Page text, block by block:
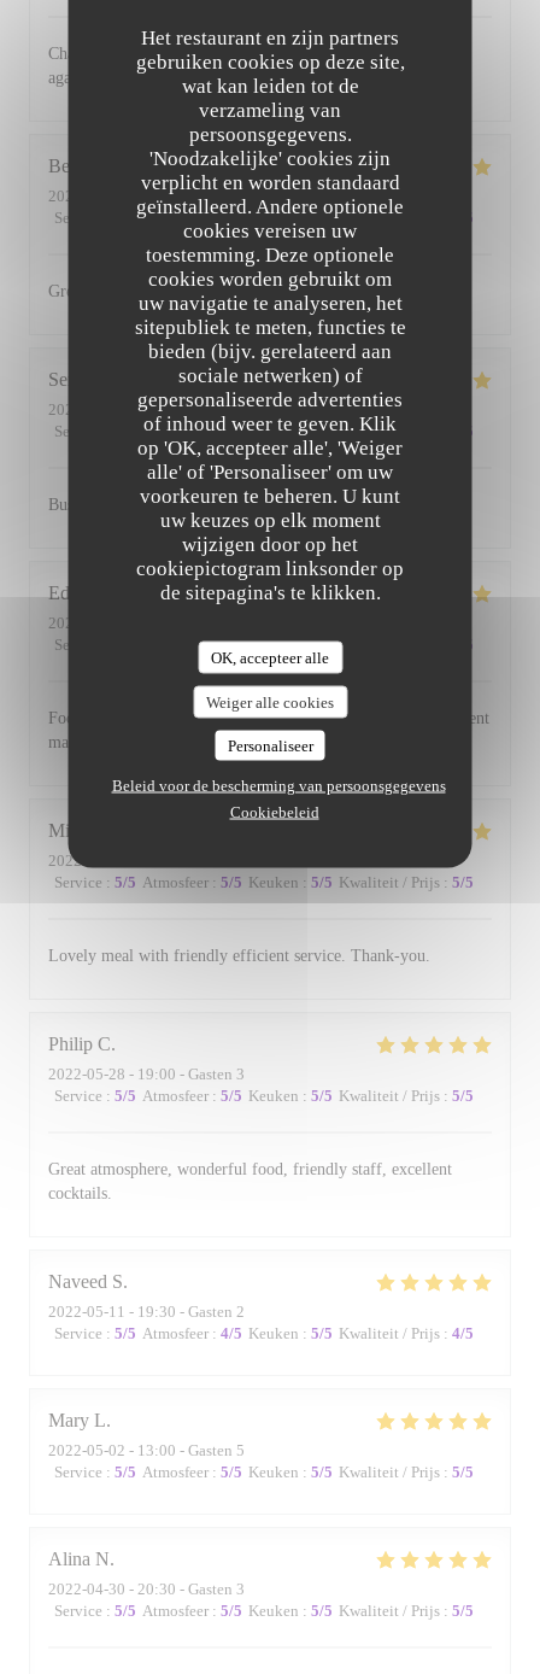
Het restaurant en zijn partners
gebruiken cookies op deze site,
wat kan leiden tot de
verzameling van
persoonsgegevens.
'Noodzakelijke' cookies zijn
verplicht en worden standaard
geïnstalleerd. Andere optionele
cookies vereisen uw
toestemming. Deze optionele
cookies worden gebruikt om
uw navigatie te analyseren, het
sitepubliek te meten, functies te
bieden (bijv. gerelateerd aan
sociale netwerken) of
gepersonaliseerde advertenties
of inhoud weer te geven. Klik
op 'OK, accepteer alle', 'Weiger
alle' of 'Personaliseer' om uw
voorkeuren te beheren. U kunt
uw keuzes op elk moment
wijzigen door op het
cookiepictogram linksonder op
de sitepagina's te klikken.
OK, accepteer alle
Weiger alle cookies
Personaliseer
Beleid voor de bescherming van persoonsgegevens
Cookiebeleid
Charming restaurant, friendly staff, excellent food. See you
again soon
Bernadetta
2022-07-11
- 18:45 - Gasten 2
Service
Atmosfeer: 5/5 Keuken: 5 /5 Kwaliteit / Prijs /5
Great food and friendly staff. Highly recommended.
Serena
2022-07-01
- 20:00 - Gasten 2
Service
Atmosfeer: 5 /5 Keuken: 5 /5 Kwaliteit / Prijs /5
Busy, friendly atmosphere with amazing food
Edward
2022-06-17
Service
Atmosfeer: 5/5 Keuken: 5/5 Kwaliteit / Prijs /5
Food is always excellent and the small and intimate environment
makes for a lovely evening.
Michael
2022-06-01
Service : 5/5 Atmosfeer : 5/5 Keuken : 5/5 Kwaliteit / Prijs : 5/5
Lovely meal with friendly efficient service. Thank-you.
Philip C
2022-05-28 - 19:00 - Gasten 3
Service : 5/5 Atmosfeer : 5/5 Keuken : 5/5 Kwaliteit / Prijs : 5/5
Great atmosphere, wonderful food, friendly staff, excellent
cocktails.
Naveed S
2022-05-11 - 19:30 - Gasten 2
Service : 5/5 Atmosfeer : 4/5 Keuken : 5/5 Kwaliteit / Prijs : 4/5
Mary L
2022-05-02 - 13:00 - Gasten 5
Service : 5/5 Atmosfeer : 5/5 Keuken : 5/5 Kwaliteit / Prijs : 5/5
Alina N
2022-04-30 - 20:30 - Gasten 3
Service : 5/5 Atmosfeer : 5/5 Keuken : 5/5 Kwaliteit / Prijs : 5/5